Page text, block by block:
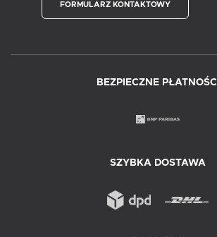
FORMULARZ KONTAKTOWY
BEZPIECZNE PŁATNOŚCI
SZYBKA DOSTAWA